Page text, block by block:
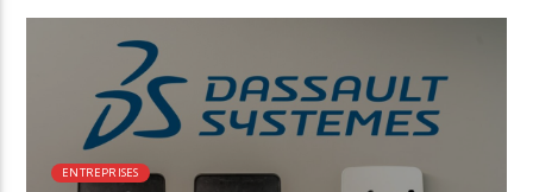
00:54 READ TIME
ENTREPRISES